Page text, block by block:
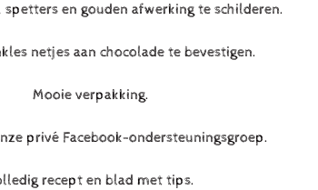
en gouden afwerking te schilderen.
netjes aan chocolade te bevestigen.
Mooie verpakking.
privé Facebook-ondersteuningsgroep.
recept en blad met tips.